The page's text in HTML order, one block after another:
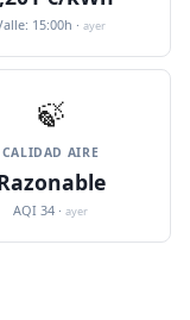
15:00h · ayer
🍃
CALIDAD AIRE
AQI 34 · ayer